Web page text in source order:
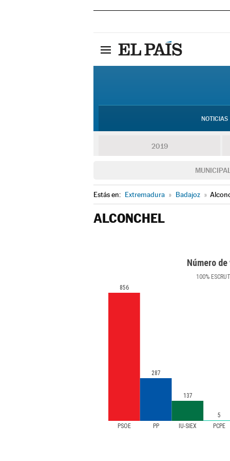
NOTICIAS
2019
Estás en: Extremadura » Badajoz »
ALCONCHEL
Número
100%
PSOE PP IU-SIEX PCPE
856
287
137
5